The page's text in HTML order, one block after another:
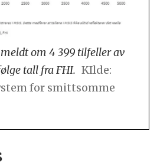
om 4 399 tilfeller av
tall fra FHI. KIlde:
for smittsomme